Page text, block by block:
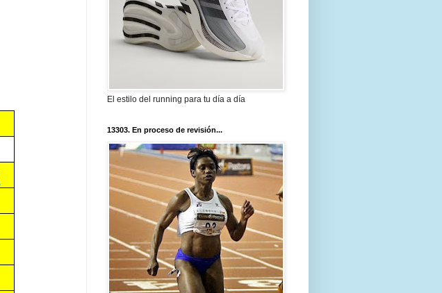
El estilo del running para tu día a día
13303. En proceso de revisión...